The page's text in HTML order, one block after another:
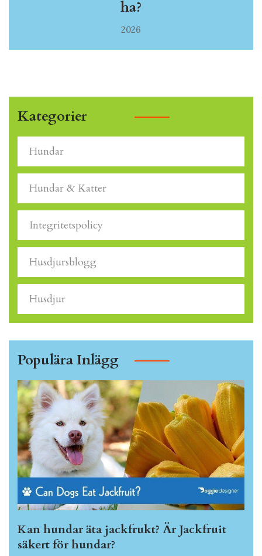
ha?
2026
Kategorier
Hundar
Hundar & Katter
Integritetspolicy
Husdjursblogg
Husdjur
Populära Inlägg
Kan hundar äta jackfrukt? Är Jackfruit
säkert för hundar?